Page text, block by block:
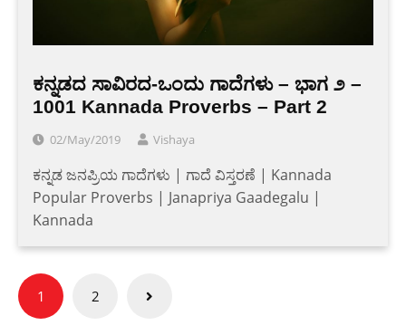
ಕನ್ನಡದ ಸಾವಿರದ-ಒಂದು ಗಾದೆಗಳು – ಭಾಗ ೨ –
1001 Kannada Proverbs – Part 2
02/May/2019 Vishaya
ಕನ್ನಡ ಜನಪ್ರಿಯ ಗಾದೆಗಳು | ಗಾದೆ ವಿಸ್ತರಣೆ | Kannada
Popular Proverbs | Janapriya Gaadegalu |
Kannada
Posts
pagination
1 2